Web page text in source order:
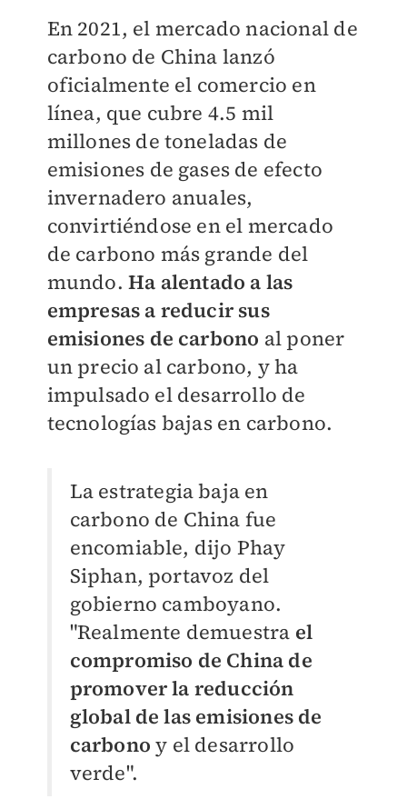
En 2021, el mercado nacional de
carbono de China lanzó
oficialmente el comercio en
línea, que cubre 4.5 mil
millones de toneladas de
emisiones de gases de efecto
invernadero anuales,
convirtiéndose en el mercado
de carbono más grande del
mundo. Ha alentado a las
empresas a reducir sus
emisiones de carbono al poner
un precio al carbono, y ha
impulsado el desarrollo de
tecnologías bajas en carbono.
La estrategia baja en
carbono de China fue
encomiable, dijo Phay
Siphan, portavoz del
gobierno camboyano.
"Realmente demuestra el
compromiso de China de
promover la reducción
global de las emisiones de
carbono y el desarrollo
verde".